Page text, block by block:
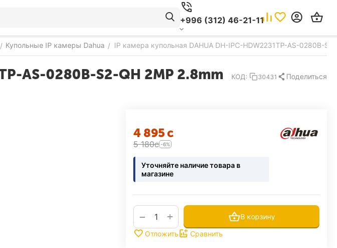
+996 (312) 46-21-11
/ Купольные IP камеры Dahua / IP камера купольная DAHUA DH-IPC-HDW2231TP-AS-0280B-
AS-0280B-S2-QH 2MP 2.8mm
КОД: 30431 Поделиться
4 895с
5 180с -6%
Уточняйте наличие товара в
магазине
+
−
В корзину
Отложить
Сравнить